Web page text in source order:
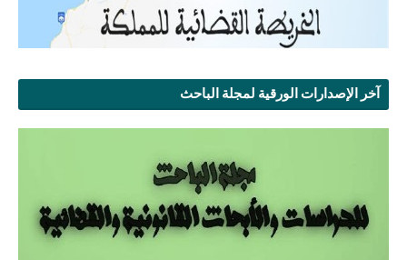
آخر الإصدارات الورقية لمجلة الباحث